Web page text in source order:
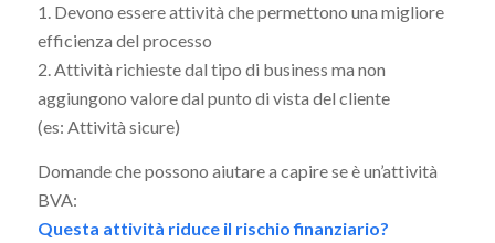
1. Devono essere attività che permettono una migliore
efficienza del processo
2. Attività richieste dal tipo di business ma non
aggiungono valore dal punto di vista del cliente
(es: Attività sicure)
Domande che possono aiutare a capire se è un’attività
BVA:
Questa attività riduce il rischio finanziario?